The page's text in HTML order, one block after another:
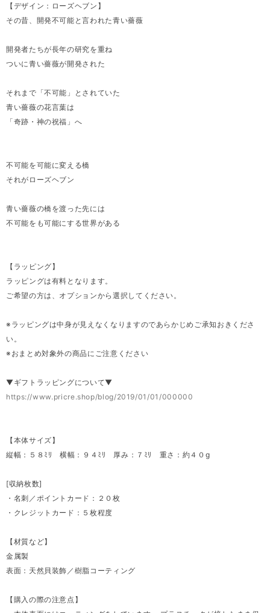
【デザイン：ローズヘブン】
その昔、開発不可能と言われた青い薔薇
開発者たちが長年の研究を重ね
ついに青い薔薇が開発された
それまで「不可能」とされていた
青い薔薇の花言葉は
「奇跡・神の祝福」へ
不可能を可能に変える橋
それがローズヘブン
青い薔薇の橋を渡った先には
不可能をも可能にする世界がある
【ラッピング】
ラッピングは有料となります。
ご希望の方は、オプションから選択してください。
※ラッピングは中身が見えなくなりますのであらかじめご承知おきくださ
い。
※おまとめ対象外の商品にご注意ください
▼ギフトラッピングについて▼
https://www.pricre.shop/blog/2019/01/01/000000
【本体サイズ】
縦幅：５８ﾐﾘ 横幅：９４ﾐﾘ 厚み：７ﾐﾘ 重さ：約４０g
[収納枚数]
・名刺／ポイントカード：２０枚
・クレジットカード：５枚程度
【材質など】
金属製
表面：天然貝装飾／樹脂コーティング
【購入の際の注意点】